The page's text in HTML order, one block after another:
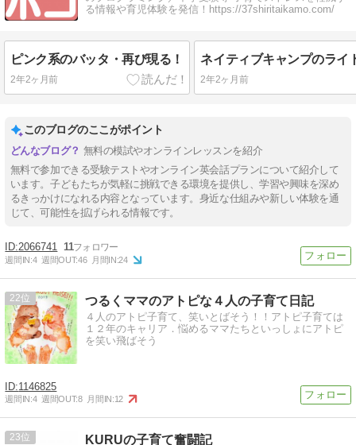
る情報や育児体験を発信！https://37shiritaikamo.com/
ピンク系のバッタ・再び現る！
2年2ヶ月前 2年2ヶ月前
このブログのここがポイント
無料の模試やオンラインレッスンを紹介
無料で参加できる受験テストやオンライン英会話プランについて紹介して
います。子どもたちが気軽に挑戦できる環境を提供し、学習や興味を深め
るきっかけになれる内容となっています。身近な仕組みや新しい体験を通
じて、可能性を拡げられる情報です。
2066741 11
週間IN:4 週間OUT:46 月間IN:24
22 つるくママのアトピな４人の子育て日記
４人のアトピ子育て、笑いとばそう！！アトピ子育ては
１２年のキャリア．悩めるママたちといっしょにアトピ
を笑い飛ばそう
1146825
週間IN:4 週間OUT:8 月間IN:12
23 KURUの子育て奮闘記